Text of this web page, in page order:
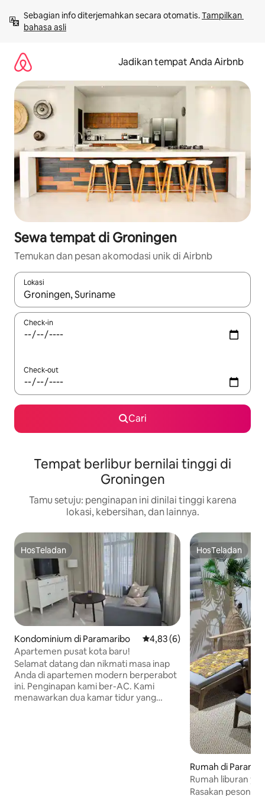
langsung
lihat
Sebagian info diterjemahkan secara otomatis. Tampilkan
bahasa asli
Jadikan tempat Anda Airbnb
Sewa tempat di Groningen
Temukan dan pesan akomodasi unik di Airbnb
Lokasi
Jika hasil yang dicari tersedia, telusuri dengan tombol panah
Check-in
Check-out
Cari
Tempat berlibur bernilai tinggi di
Groningen
Tamu setuju: penginapan ini dinilai tinggi karena
lokasi, kebersihan, dan lainnya.
HosTeladan
HosTeladan
Kondominium di Paramaribo Nilai rata-rata 4,83 dari 5, 6
4,83 (6)
Apartemen pusat kota baru!
Selamat datang dan nikmati masa inap
Anda di apartemen modern berperabot
ini. Penginapan kami ber-AC. Kami
menawarkan dua kamar tidur yang
HosTeladan
HosTeladan
Rumah di
Rumah liburan
hiburan
Rasakan pesona